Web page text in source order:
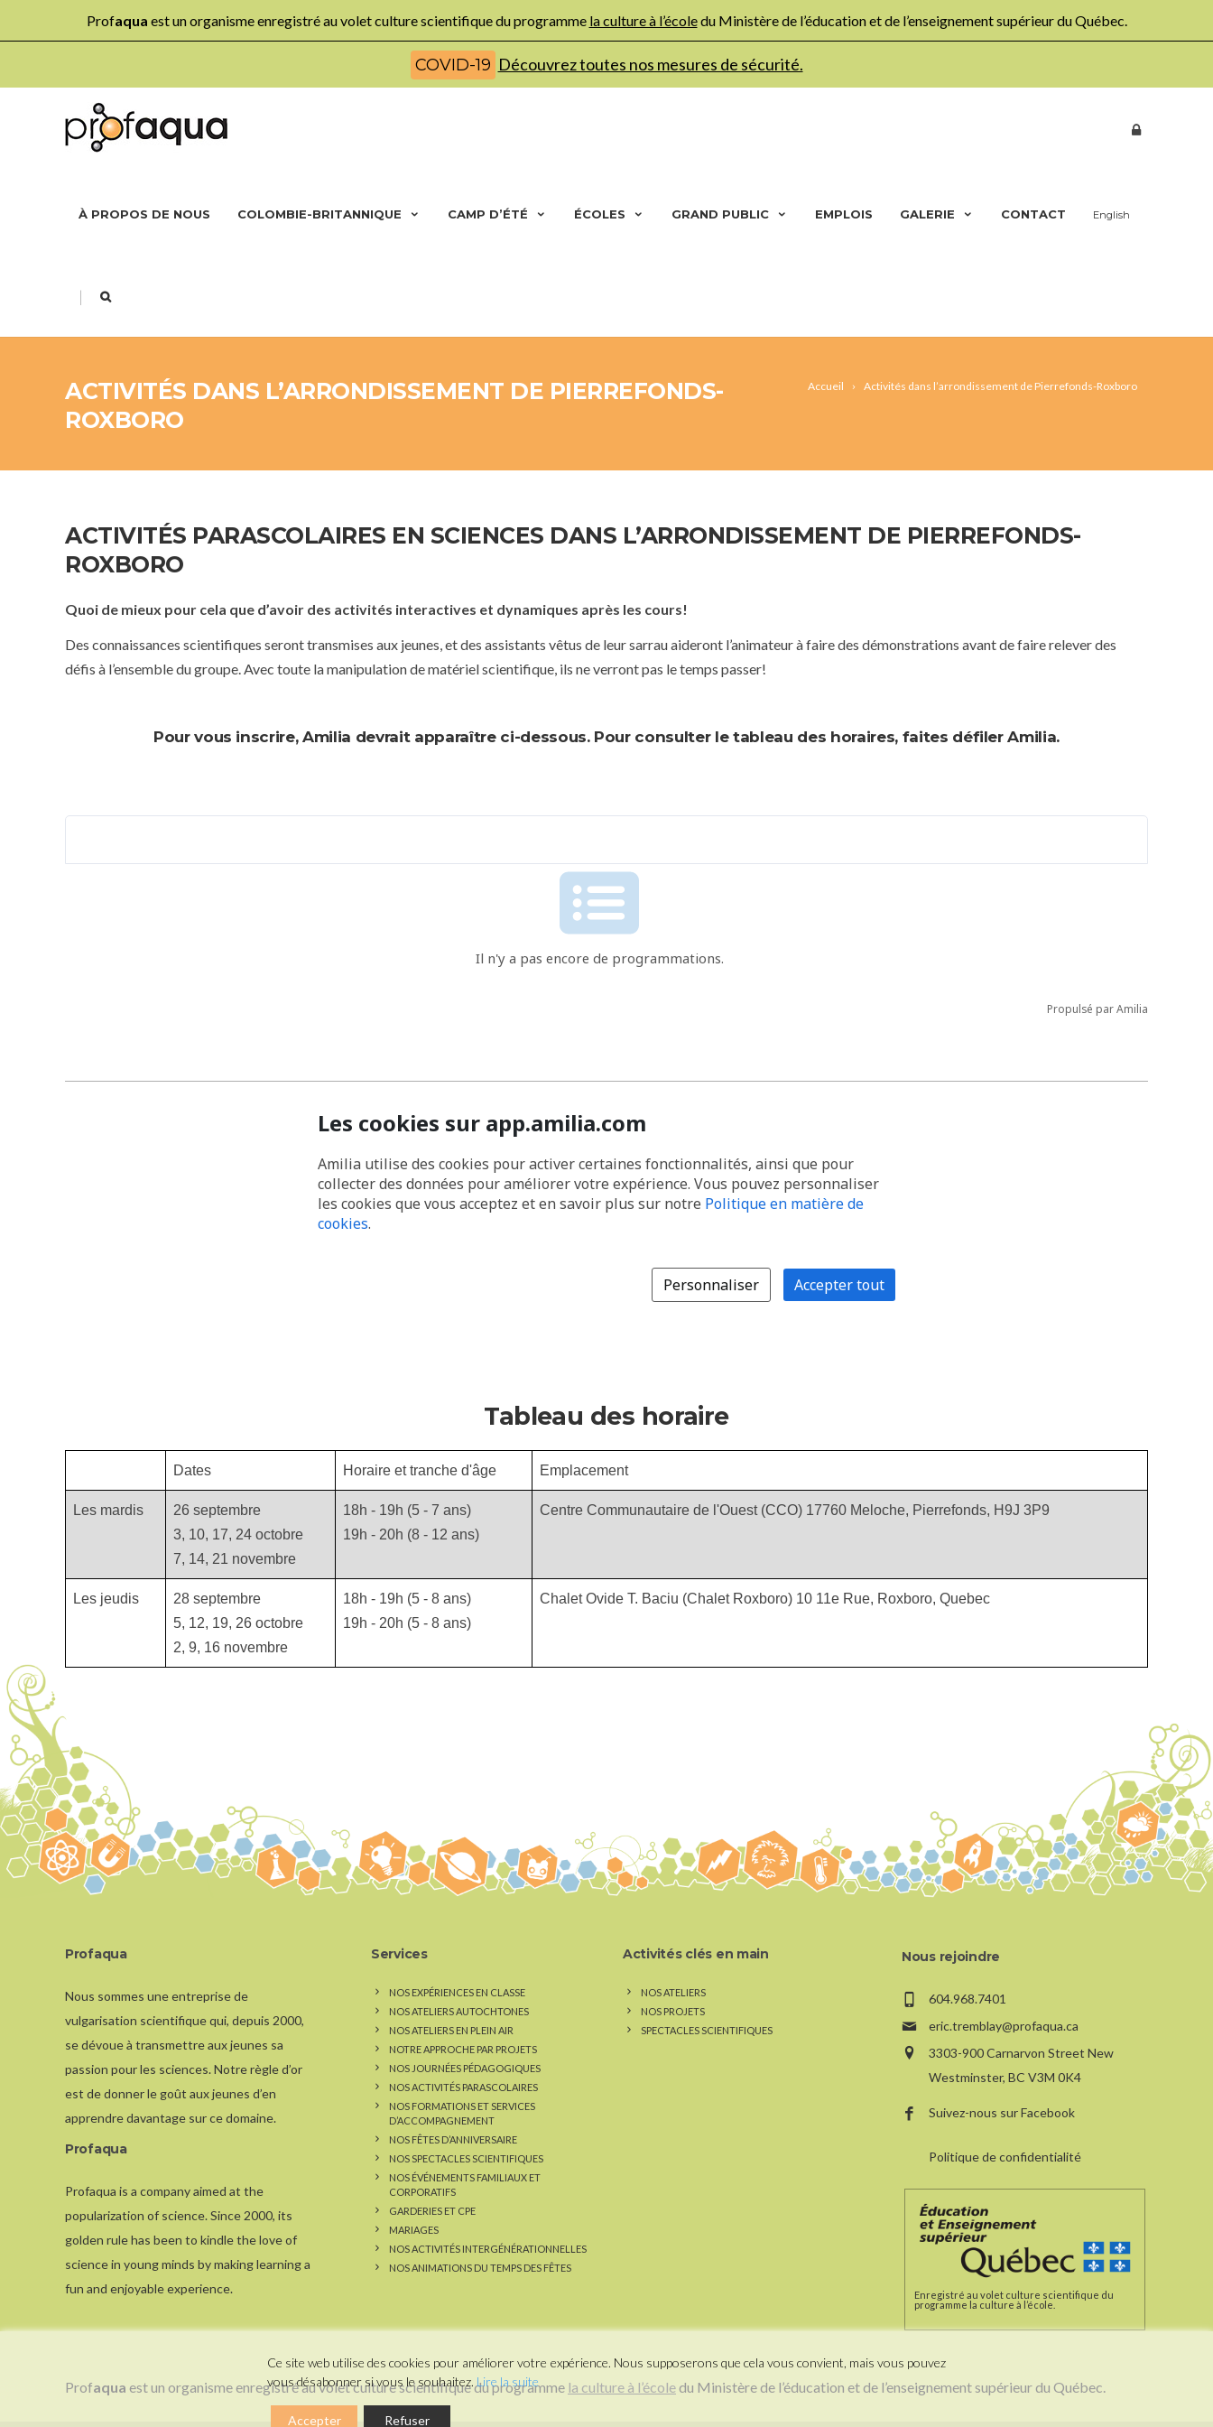
Profaqua est un organisme enregistré au volet culture scientifique du programme la culture à l’écoledu Ministère de l’éducation et de l’enseignement supérieur du Québec.
COVID-19 Découvrez toutes nos mesures de sécurité.
À PROPOS DE NOUS COLOMBIE-BRITANNIQUE CAMP D’ÉTÉ ÉCOLES GRAND PUBLIC EMPLOIS GALERIE CONTACT English
|
Accueil Activités dans l’arrondissement de Pierrefonds-Roxboro
ACTIVITÉS DANS L’ARRONDISSEMENT DE PIERREFONDS-
ROXBORO
ACTIVITÉS PARASCOLAIRES EN SCIENCES DANS L’ARRONDISSEMENT DE PIERREFONDS-
ROXBORO
Quoi de mieux pour cela que d’avoir des activités interactives et dynamiques après les cours!
Des connaissances scientifiques seront transmises aux jeunes, et des assistants vêtus de leur sarrau aideront l’animateur à faire des démonstrations avant de faire relever des
défis à l’ensemble du groupe. Avec toute la manipulation de matériel scientifique, ils ne verront pas le temps passer!
Pour vous inscrire, Amilia devrait apparaître ci-dessous. Pour consulter le tableau des horaires, faites défiler Amilia.
Tableau des horaire
Dates Horaire et tranche d'âge Emplacement
Les mardis
26 septembre
3, 10, 17, 24 octobre
7, 14, 21 novembre
18h - 19h (5 - 7 ans)
19h - 20h (8 - 12 ans)
Centre Communautaire de l'Ouest (CCO) 17760 Meloche, Pierrefonds, H9J 3P9
Les jeudis
28 septembre
5, 12, 19, 26 octobre
2, 9, 16 novembre
18h - 19h (5 - 8 ans)
19h - 20h (5 - 8 ans)
Chalet Ovide T. Baciu (Chalet Roxboro) 10 11e Rue, Roxboro, Quebec
Profaqua
Nous sommes une entreprise de
vulgarisation scientifique qui, depuis 2000,
se dévoue à transmettre aux jeunes sa
passion pour les sciences. Notre règle d’or
est de donner le goût aux jeunes d’en
apprendre davantage sur ce domaine.
Profaqua
Profaqua is a company aimed at the
popularization of science. Since 2000, its
golden rule has been to kindle the love of
science in young minds by making learning a
fun and enjoyable experience.
Services
NOS EXPÉRIENCES EN CLASSE
NOS ATELIERS AUTOCHTONES
NOS ATELIERS EN PLEIN AIR
NOTRE APPROCHE PAR PROJETS
NOS JOURNÉES PÉDAGOGIQUES
NOS ACTIVITÉS PARASCOLAIRES
NOS FORMATIONS ET SERVICES
D’ACCOMPAGNEMENT
NOS FÊTES D’ANNIVERSAIRE
NOS SPECTACLES SCIENTIFIQUES
NOS ÉVÉNEMENTS FAMILIAUX ET
CORPORATIFS
GARDERIES ET CPE
MARIAGES
NOS ACTIVITÉS INTERGÉNÉRATIONNELLES
NOS ANIMATIONS DU TEMPS DES FÊTES
Activités clés en main
NOS ATELIERS
NOS PROJETS
SPECTACLES SCIENTIFIQUES
Nous rejoindre
604.968.7401
eric.tremblay@profaqua.ca
3303-900 Carnarvon Street New
Westminster, BC V3M 0K4
Suivez-nous sur Facebook
Politique de confidentialité
Enregistré au volet culture scientifique du
programme la culture à l’école.
Profaqua est un organisme enregistré au volet culture scientifique du programme la culture à l’école du Ministère de l’éducation et de l’enseignement supérieur du Québec.
Ce site web utilise des cookies pour améliorer votre expérience. Nous supposerons que cela vous convient, mais vous pouvez
vous désabonner si vous le souhaitez. Lire la suite
Accepter Refuser